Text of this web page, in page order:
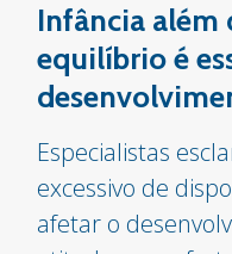
Infância além
equilíbrio é
Especialistas
excessivo de
afetar o